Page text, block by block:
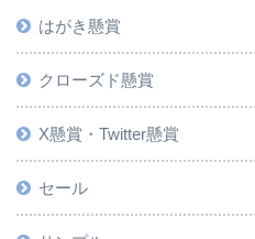
はがき懸賞
クローズド懸賞
X懸賞・Twitter懸賞
セール